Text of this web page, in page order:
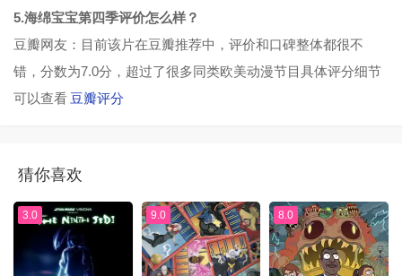
5.海绵宝宝第四季评价怎么样？
豆瓣网友：目前该片在豆瓣推荐中，评价和口碑整体都很不
错，分数为7.0分，超过了很多同类欧美动漫节目具体评分细节
可以查看 豆瓣评分
猜你喜欢
3.0 9.0 8.0